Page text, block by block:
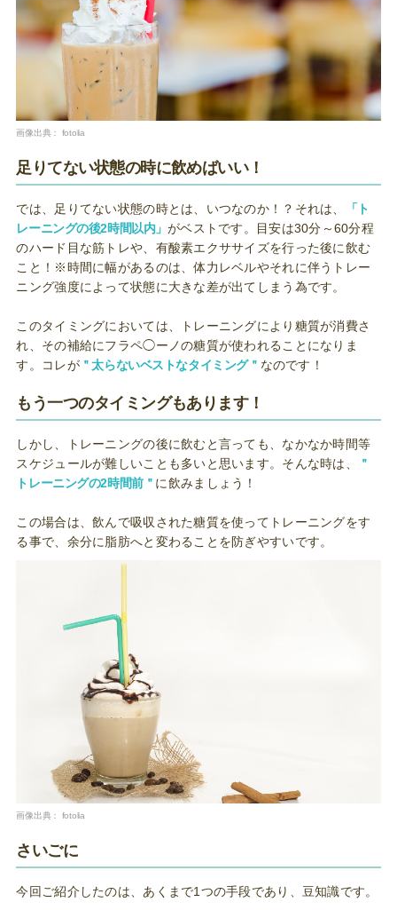
画像出典： fotolia
足りてない状態の時に飲めばいい！
では、足りてない状態の時とは、いつなのか！？それは、
「ト
レーニングの後2時間以内」 がベストです。目安は30分～60分程
のハード目な筋トレや、有酸素エクササイズを行った後に飲む
こと！※時間に幅があるのは、体力レベルやそれに伴うトレー
ニング強度によって状態に大きな差が出てしまう為です。
このタイミングにおいては、トレーニングにより糖質が消費さ
れ、その補給にフラペ◯ーノの糖質が使われることになりま
す。コレが＂太らないベストなタイミング＂ なのです！
もう一つのタイミングもあります！
しかし、トレーニングの後に飲むと言っても、なかなか時間等
スケジュールが難しいことも多いと思います。そんな時は、
＂
トレーニングの2時間前＂ に飲みましょう！
この場合は、飲んで吸収された糖質を使ってトレーニングをす
る事で、余分に脂肪へと変わることを防ぎやすいです。
画像出典： fotolia
さいごに
今回ご紹介したのは、あくまで1つの手段であり、豆知識です。